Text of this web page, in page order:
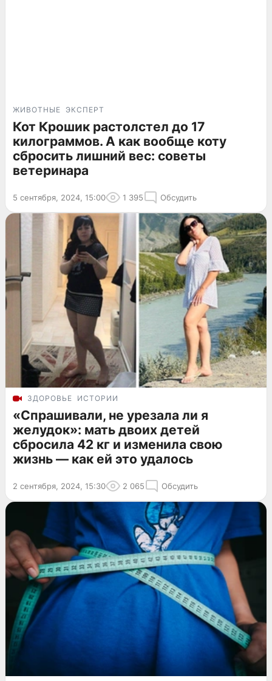
ЖИВОТНЫЕ ЭКСПЕРТ
Кот Крошик растолстел до 17
килограммов. А как вообще коту
сбросить лишний вес: советы
ветеринара
5 сентября, 2024, 15:00 1 395 Обсудить
ЗДОРОВЬЕ ИСТОРИИ
«Спрашивали, не урезала ли я
желудок»: мать двоих детей
сбросила 42 кг и изменила свою
жизнь — как ей это удалось
2 сентября, 2024, 15:30 2 065 Обсудить